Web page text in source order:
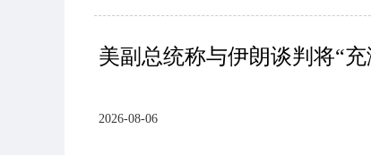
美副总统称与伊朗谈判将“
2026-08-06